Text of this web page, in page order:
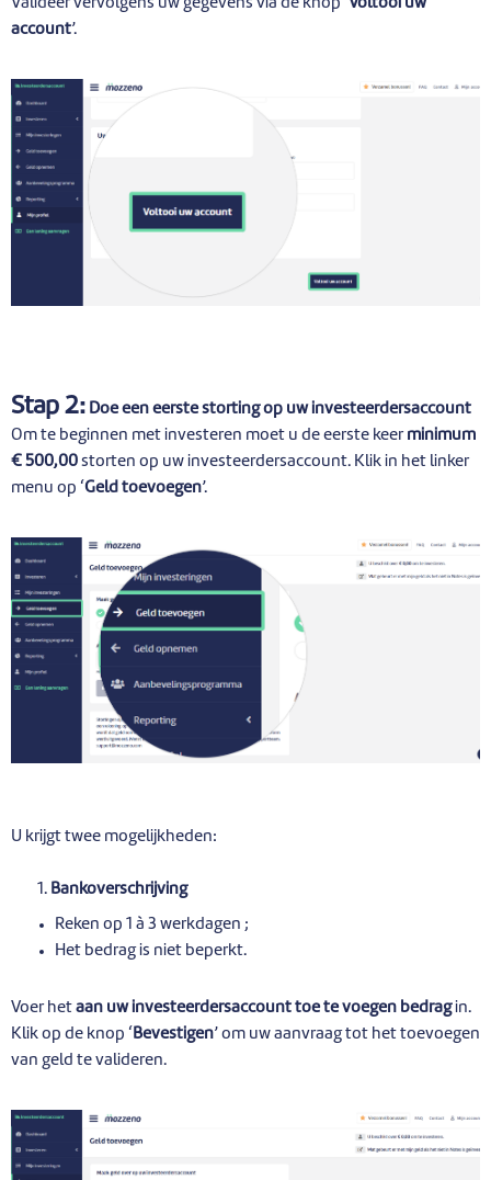
Valideer vervolgens uw gegevens via de knop ‘Voltooi uw
account’.
Stap 2: Doe een eerste storting op uw investeerdersaccount
Om te beginnen met investeren moet u de eerste keer minimum
€ 500,00 storten op uw investeerdersaccount. Klik in het linker
menu op ‘Geld toevoegen’.
U krijgt twee mogelijkheden:
1. Bankoverschrijving
Reken op 1 à 3 werkdagen ;
Het bedrag is niet beperkt.
Voer het aan uw investeerdersaccount toe te voegen bedragin.
Klik op de knop ‘Bevestigen’ om uw aanvraag tot het toevoegen
van geld te valideren.